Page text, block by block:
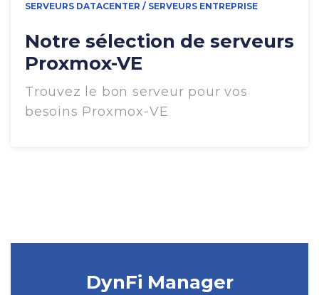
SERVEURS DATACENTER / SERVEURS ENTREPRISE
Notre sélection de serveurs
Proxmox-VE
Trouvez le bon serveur pour vos
besoins Proxmox-VE
DynFi Manager